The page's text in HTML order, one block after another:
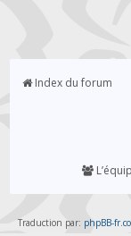
Index du forum
Traduction par: phpBB-